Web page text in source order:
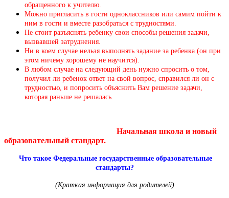
обращенного к учителю.
Можно пригласить в гости одноклассников или самим пойти к
ним в гости и вместе разобраться с трудностями.
Не стоит разъяснять ребенку свои способы решения задачи,
вызвавшей затруднения.
Ни в коем случае нельзя выполнять задание за ребенка (он при
этом ничему хорошему не научится).
В любом случае на следующий день нужно спросить о том,
получил ли ребенок ответ на свой вопрос, справился ли он с
трудностью, и попросить объяснить Вам решение задачи,
которая раньше не решалась.
Начальная школа и новый
образовательный стандарт.
Что такое Федеральные государственные образовательные
стандарты?
(Краткая информация для родителей)